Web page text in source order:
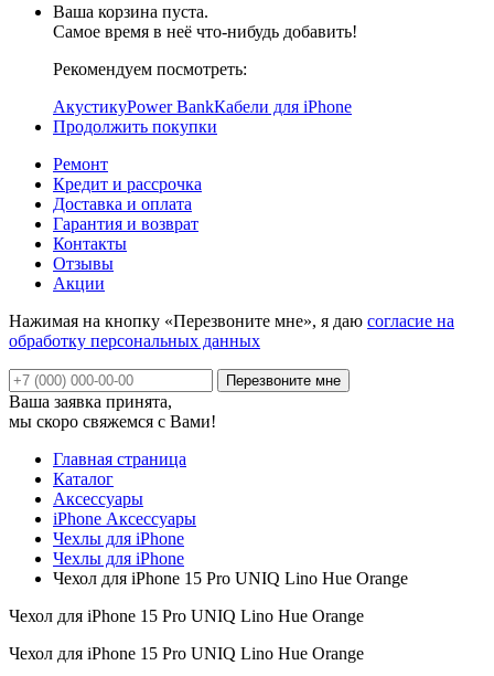
Ваша корзина пуста.
Самое время в неё что-нибудь добавить!
Рекомендуем посмотреть:
АкустикуPower BankКабели для iPhone
Продолжить покупки
Ремонт
Кредит и рассрочка
Доставка и оплата
Гарантия и возврат
Контакты
Отзывы
Акции
Нажимая на кнопку «Перезвоните мне», я даю согласие на
обработку персональных данных
Ваша заявка принята,
мы скоро свяжемся с Вами!
Главная страница
Каталог
Аксессуары
iPhone Аксессуары
Чехлы для iPhone
Чехлы для iPhone
Чехол для iPhone 15 Pro UNIQ Lino Hue Orange
Чехол для iPhone 15 Pro UNIQ Lino Hue Orange
Чехол для iPhone 15 Pro UNIQ Lino Hue Orange